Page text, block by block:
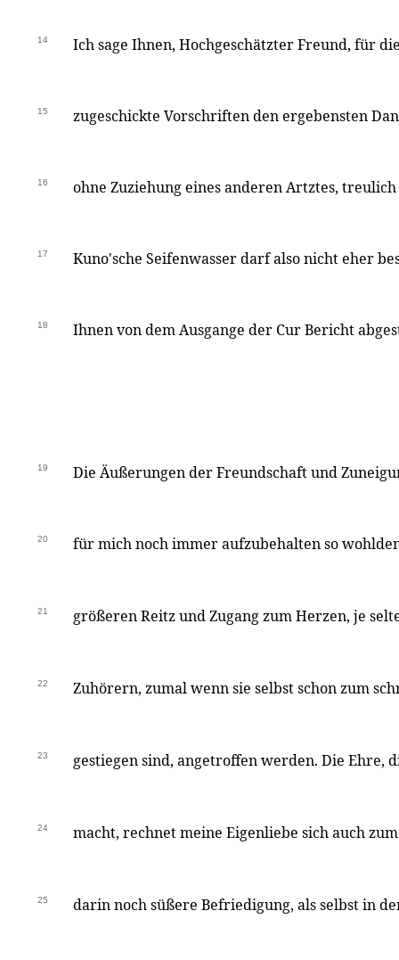
14 Ich sage Ihnen, Hochgeschätzter Freund, für
15 zugeschickte Vorschriften den ergebensten
16 ohne Zuziehung eines anderen Artztes,
17 Kuno'sche Seifenwasser darf also nicht eher
18 Ihnen von dem Ausgange der Cur Bericht
19 Die Äußerungen der Freundschaft und
20 für mich noch immer aufzubehalten so
21 größeren Reitz und Zugang zum Herzen, je
22 Zuhörern, zumal wenn sie selbst schon zum
23 gestiegen sind, angetroffen werden. Die Ehre,
24 macht, rechnet meine Eigenliebe sich auch
25 darin noch süßere Befriedigung, als selbst in